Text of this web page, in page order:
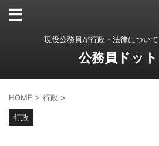
現役公務員が行政・法律につい
公務員ドッ
HOME > 行政 >
行政